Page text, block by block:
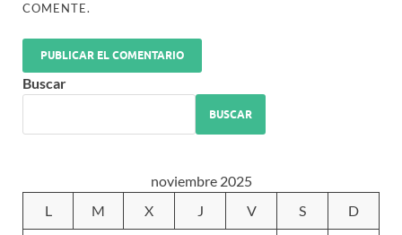
COMENTE.
Buscar
BUSCAR
noviembre 2025
L
M X J V S D